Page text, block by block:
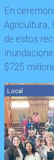
​En
Agricultura,
de estos
$725
Local